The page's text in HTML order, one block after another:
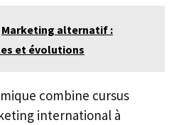
Marketing alternatif :
et évolutions
combine cursus
international à